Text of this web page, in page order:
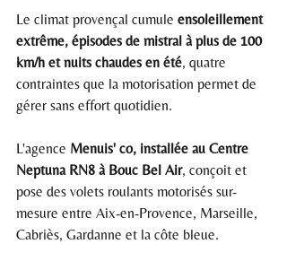
Le climat provençal cumule ensoleillement
extrême, épisodes de mistral à plus de 100
km/h et nuits chaudes en été, quatre
contraintes que la motorisation permet de
gérer sans effort quotidien.
L'agence Menuis' co, installée au Centre
Neptuna RN8 à Bouc Bel Air, conçoit et
pose des volets roulants motorisés sur-
mesure entre Aix-en-Provence, Marseille,
Cabriès, Gardanne et la côte bleue.